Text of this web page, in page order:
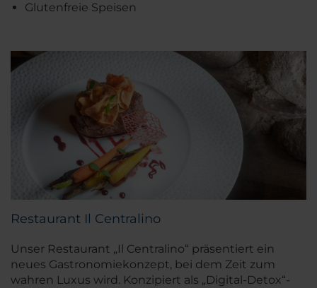
Glutenfreie Speisen
Restaurant Il Centralino
Unser Restaurant „Il Centralino“ präsentiert ein
neues Gastronomiekonzept, bei dem Zeit zum
wahren Luxus wird. Konzipiert als „Digital-Detox“-